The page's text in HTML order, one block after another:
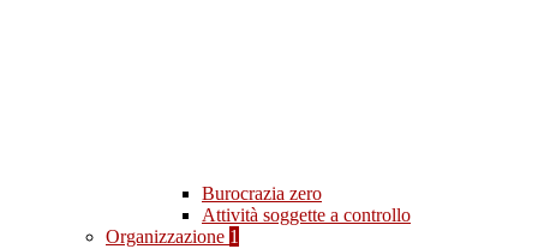
Burocrazia zero
Attività soggette a controllo
Organizzazione 1